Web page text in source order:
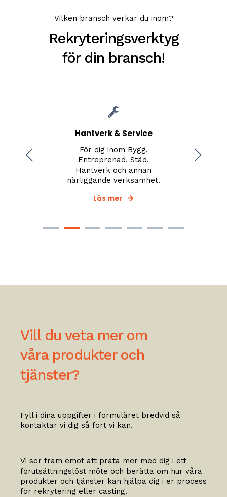
Vilken bransch verkar du inom?
Rekryteringsverktyg
för din bransch!
Hantverk & Service
För dig inom Bygg,
Entreprenad, Städ,
Hantverk och annan
närliggande verksamhet.
Läs mer
Vill du veta mer om
våra produkter och
tjänster?
Fyll i dina uppgifter i formuläret bredvid så
kontaktar vi dig så fort vi kan.
Vi ser fram emot att prata mer med dig i ett
förutsättningslöst möte och berätta om hur våra
produkter och tjänster kan hjälpa dig i er process
för rekrytering eller casting.